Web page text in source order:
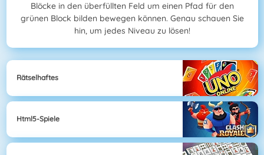
Blöcke in den überfüllten Feld um einen Pfad für den
grünen Block bilden bewegen können. Genau schauen Sie
hin, um jedes Niveau zu lösen!
Rätselhaftes
Html5-Spiele